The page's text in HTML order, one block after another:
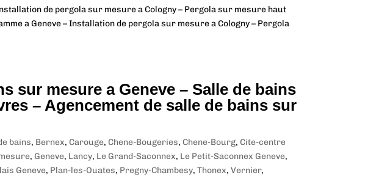
de pergola sur mesure a Cologny – Pergola sur mesure haut
a Geneve – Installation de pergola sur mesure a Cologny – Pergola
sur mesure a Geneve – Salle de bains
– Agencement de salle de bains sur
bains, Bernex, Carouge, Chene-Bougeries, Chene-Bourg, Cite-centre
, Geneve, Lancy, Le Grand-Saconnex, Le Petit-Saconnex Geneve,
Geneve, Plan-les-Ouates, Pregny-Chambesy, Thonex, Vernier,